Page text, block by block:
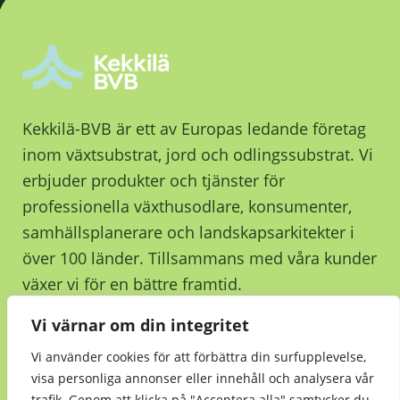
Vi värnar om din integritet
Vi använder cookies för att förbättra din surfupplevelse,
visa personliga annonser eller innehåll och analysera vår
Kekkilä-BVB är ett av Europas ledande företag
inom växtsubstrat, jord och odlingssubstrat. Vi
erbjuder produkter och tjänster för
professionella växthusodlare, konsumenter,
samhällsplanerare och landskapsarkitekter i
över 100 länder. Tillsammans med våra kunder
växer vi för en bättre framtid.
Kontakta oss